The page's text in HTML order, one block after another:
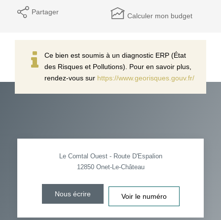
Partager Calculer mon budget
Ce bien est soumis à un diagnostic ERP (État
des Risques et Pollutions). Pour en savoir plus,
rendez-vous sur https://www.georisques.gouv.fr/
Le Comtal Ouest - Route D'Espalion
12850 Onet-Le-Château
Nous écrire Voir le numéro